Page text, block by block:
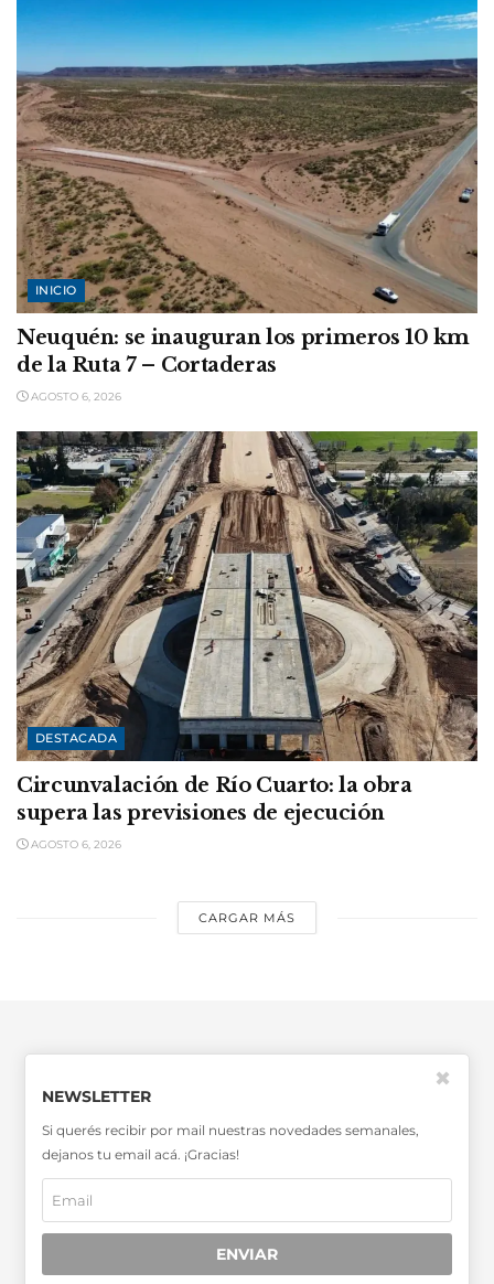
INICIO
Neuquén: se inauguran los primeros 10 km
de la Ruta 7 – Cortaderas
AGOSTO 6, 2026
DESTACADA
Circunvalación de Río Cuarto: la obra
supera las previsiones de ejecución
AGOSTO 6, 2026
CARGAR MÁS
SABER MÁS >>
OTRAS PUBLICACIONES >>
Miembro de la Asociación de
Entidades Periodísticas Argentinas
NEWSLETTER
Si querés recibir por mail nuestras novedades semanales,
dejanos tu email acá. ¡Gracias!
ENVIAR
✖